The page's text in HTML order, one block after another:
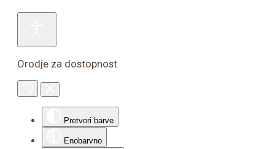
Orodje za dostopnost
Pretvori barve
Enobarvno